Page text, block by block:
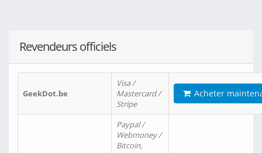
Revendeurs officiels
GeekDot.be
Visa /
Mastercard /
Stripe
Acheter
Paypal /
Webmoney /
Bitcoin,